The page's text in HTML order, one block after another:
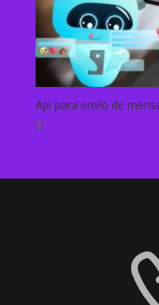
Api para envío de
$1